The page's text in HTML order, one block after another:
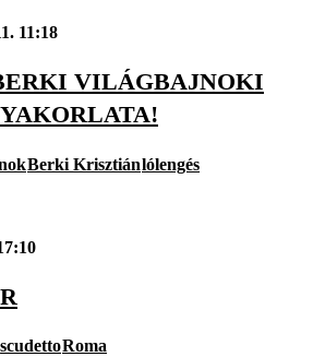
11:18
VILÁGBAJNOKI
Berki Krisztiánlólengés
scudettoRoma